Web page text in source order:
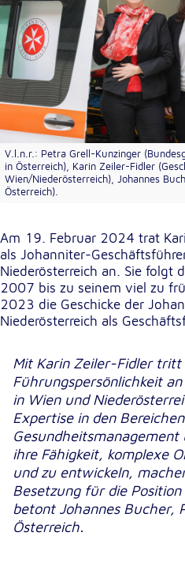
V.l.n.r.: Petra Grell-Kunzinger
in Österreich), Karin Zeiler-Fidler
Wien/Niederösterreich), Johannes
Österreich).
Am 19. Februar 2024 trat
als Johanniter-
Niederösterreich an. Sie folgt
2007 bis zu seinem viel zu
2023 die Geschicke der
Niederösterreich als
Mit Karin Zeiler-Fidler tritt
Führungspersönlichkeit
in Wien und
Expertise in den Bereichen
Gesundheitsmanagement
ihre Fähigkeit, komplexe
und zu entwickeln,
Besetzung für die
betont Johannes Bucher,
Österreich.
Statistik
Statistik Cookies
Diese Informationen
unsere Besucher unsere
Google Analytics
Name:
Google LLC
Zweck:
Erhebung von
Cookie Laufzeit:
Google Tag Manager
Anbieter:
Google LLC
Externe Dienste
Um Inhalte von
Kartendiensten